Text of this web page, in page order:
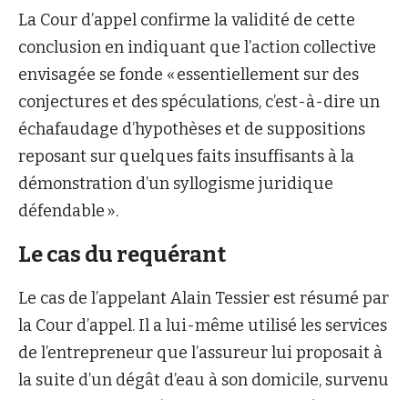
La Cour d’appel confirme la validité de cette
conclusion en indiquant que l’action collective
envisagée se fonde « essentiellement sur des
conjectures et des spéculations, c’est-à-dire un
échafaudage d’hypothèses et de suppositions
reposant sur quelques faits insuffisants à la
démonstration d’un syllogisme juridique
défendable ».
Le cas du requérant
Le cas de l’appelant Alain Tessier est résumé par
la Cour d’appel. Il a lui-même utilisé les services
de l’entrepreneur que l’assureur lui proposait à
la suite d’un dégât d’eau à son domicile, survenu